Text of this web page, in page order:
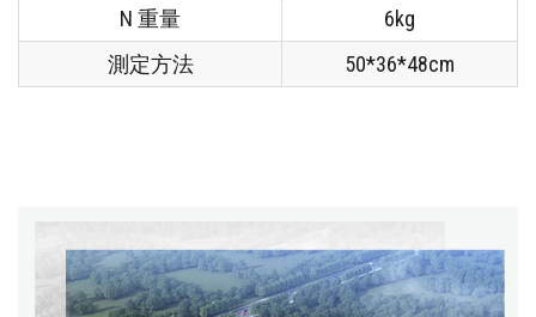
N 重量
6kg
測定方法
50*36*48cm